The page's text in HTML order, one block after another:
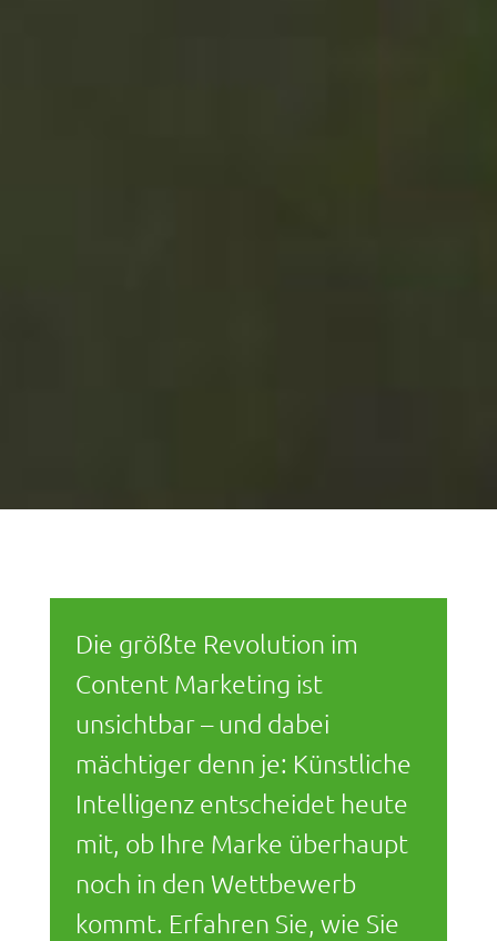
Die größte Revolution im
Content Marketing ist
unsichtbar – und dabei
mächtiger denn je: Künstliche
Intelligenz entscheidet heute
mit, ob Ihre Marke überhaupt
noch in den Wettbewerb
kommt. Erfahren Sie, wie Sie